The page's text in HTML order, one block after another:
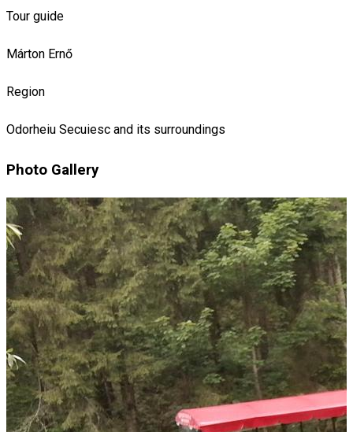
Tour guide
Márton Ernő
Region
Odorheiu Secuiesc and its surroundings
Photo Gallery